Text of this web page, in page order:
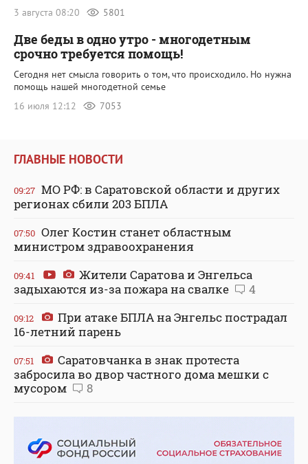
3 августа 08:20
5801
Две беды в одно утро - многодетным
срочно требуется помощь!
Сегодня нет смысла говорить о том, что происходило. Но нужна
помощь нашей многодетной семье
16 июля 12:12
7053
ГЛАВНЫЕ НОВОСТИ
09:27 МО РФ: в Саратовской области и других
регионах сбили 203 БПЛА
07:50 Олег Костин станет областным
министром здравоохранения
09:41
Жители Саратова и Энгельса
задыхаются из-за пожара на свалке
4
09:12
При атаке БПЛА на Энгельс пострадал
16-летний парень
07:51
Саратовчанка в знак протеста
забросила во двор частного дома мешки с
мусором
8